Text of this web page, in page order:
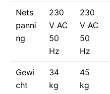
Nets
panni
ng
230
V AC
50
Hz
230
V AC
50
Hz
Gewi
cht
34
kg
45
kg